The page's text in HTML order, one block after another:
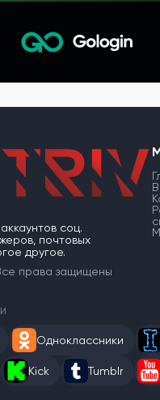
соц.
почтовых
другое.
права защищены
Одноклассники
Kick Tumblr